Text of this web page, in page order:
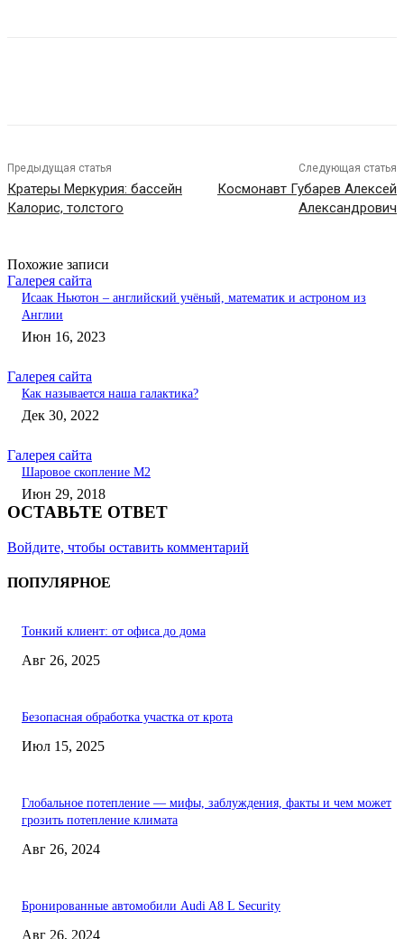
Предыдущая статья
Кратеры Меркурия: бассейн
Калорис, толстого
Следующая статья
Космонавт Губарев Алексей
Александрович
Похожие записи
Галерея сайта
Исаак Ньютон – английский учёный, математик и астроном из
Англии
Июн 16, 2023
Галерея сайта
Как называется наша галактика?
Дек 30, 2022
Галерея сайта
Шаровое скопление М2
Июн 29, 2018
ОСТАВЬТЕ ОТВЕТ
Войдите, чтобы оставить комментарий
ПОПУЛЯРНОЕ
Тонкий клиент: от офиса до дома
Авг 26, 2025
Безопасная обработка участка от крота
Июл 15, 2025
Глобальное потепление — мифы, заблуждения, факты и чем может
грозить потепление климата
Авг 26, 2024
Бронированные автомобили Audi A8 L Security
Авг 26, 2024